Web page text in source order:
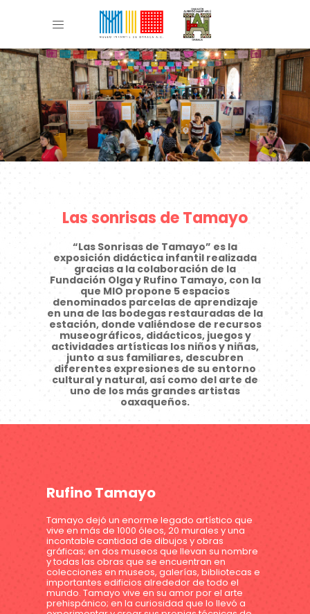
Las sonrisas de Tamayo
“Las Sonrisas de Tamayo” es la
exposición didáctica infantil realizada
gracias a la colaboración de la
Fundación Olga y Rufino Tamayo, con la
que MIO propone 5 espacios
denominados parcelas de aprendizaje
en una de las bodegas restauradas de la
estación, donde valiéndose de recursos
museográficos, didácticos, juegos y
actividades artísticas los niños y niñas,
junto a sus familiares, descubren
diferentes expresiones de su entorno
cultural y natural, así como del arte de
uno de los más grandes artistas
oaxaqueños.
Rufino Tamayo
Tamayo dejó un enorme legado artístico que
vive en más de 1000 óleos, 20 murales y una
incontable cantidad de dibujos y obras
gráficas; en dos museos que llevan su nombre
y todas las obras que se encuentran en
colecciones en museos, galerías, bibliotecas e
importantes edificios alrededor de todo el
mundo. Tamayo vive en su amor por el arte
prehispánico; en la curiosidad que lo llevó a